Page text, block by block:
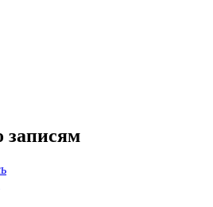
записям